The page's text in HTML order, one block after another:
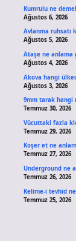
Kumrulu ne
Ağustos 6, 2026
Avlanma ruhsatı
Ağustos 5, 2026
Ataşe ne anlama
Ağustos 4, 2026
Akova hangi
Ağustos 3, 2026
9mm tarak hangi
Temmuz 30, 2026
Vücuttaki fazla
Temmuz 29, 2026
Koşer et ne
Temmuz 27, 2026
Underground ne
Temmuz 26, 2026
Kelime-i tevhid
Temmuz 25, 2026